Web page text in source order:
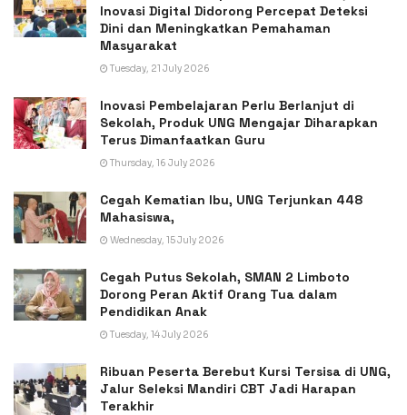
Inovasi Digital Didorong Percepat Deteksi
Dini dan Meningkatkan Pemahaman
Masyarakat
Tuesday, 21 July 2026
Inovasi Pembelajaran Perlu Berlanjut di
Sekolah, Produk UNG Mengajar Diharapkan
Terus Dimanfaatkan Guru
Thursday, 16 July 2026
Cegah Kematian Ibu, UNG Terjunkan 448
Mahasiswa,
Wednesday, 15 July 2026
Cegah Putus Sekolah, SMAN 2 Limboto
Dorong Peran Aktif Orang Tua dalam
Pendidikan Anak
Tuesday, 14 July 2026
Ribuan Peserta Berebut Kursi Tersisa di UNG,
Jalur Seleksi Mandiri CBT Jadi Harapan
Terakhir